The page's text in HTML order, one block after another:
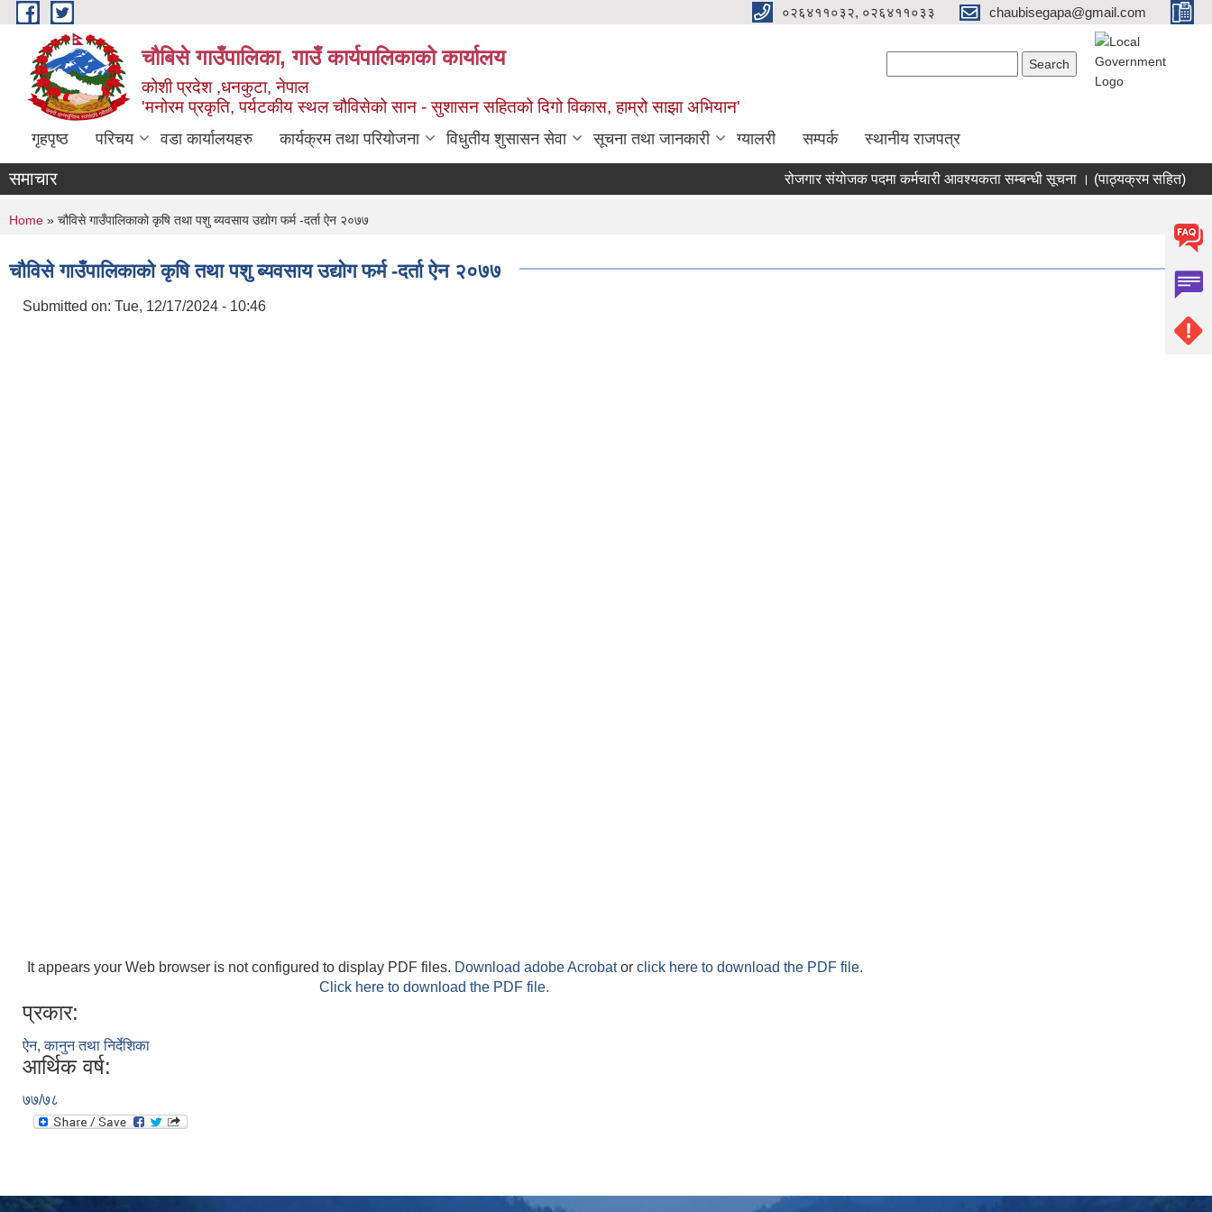
Skip to main content ०२६४११०३२, ०२६४११०३३ chaubisegapa@gmail.com
चौबिसे गाउँपालिका, गाउँ कार्यपालिकाको कार्यालय
कोशी प्रदेश ,धनकुटा, नेपाल
'मनोरम प्रकृति, पर्यटकीय स्थल चौविसेको सान - सुशासन सहितको दिगो विकास, हाम्रो साझा अभियान'
गृहपृष्ठ परिचय वडा कार्यालयहरु कार्यक्रम तथा परियोजना विधुतीय शुसासन सेवा सूचना तथा जानकारी ग्यालरी सम्पर्क स्थानीय राजपत्र
समाचार रोजगार संयोजक पदमा कर्मचारी आवश्यकता सम्बन्धी सूचना । (पाठ्यक्रम सहित)
You are here
Home » चौविसे गाउँपालिकाको कृषि तथा पशु ब्यवसाय उद्योग फर्म -दर्ता ऐन २०७७
चौविसे गाउँपालिकाको कृषि तथा पशु ब्यवसाय उद्योग फर्म -दर्ता ऐन २०७७
Submitted on: Tue, 12/17/2024 - 10:46
It appears your Web browser is not configured to display PDF files. Download adobe Acrobator click here to download the PDF file.
Click here to download the PDF file.
प्रकार:
ऐन, कानुन तथा निर्देशिका
आर्थिक वर्ष:
७७/७८